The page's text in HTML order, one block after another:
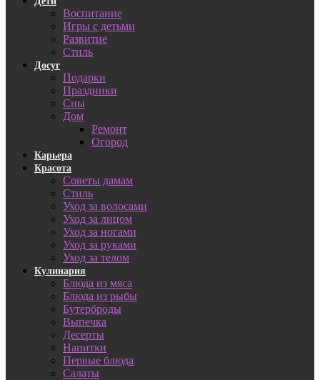
Воспитание
Игры с детьми
Развитие
Стиль
Досуг
Подарки
Праздники
Сны
Дом
Ремонт
Огород
Карьера
Красота
Советы дамам
Стиль
Уход за волосами
Уход за лицом
Уход за ногами
Уход за руками
Уход за телом
Кулинария
Блюда из мяса
Блюда из рыбы
Бутерброды
Выпечка
Десерты
Напитки
Первые блюда
Салаты